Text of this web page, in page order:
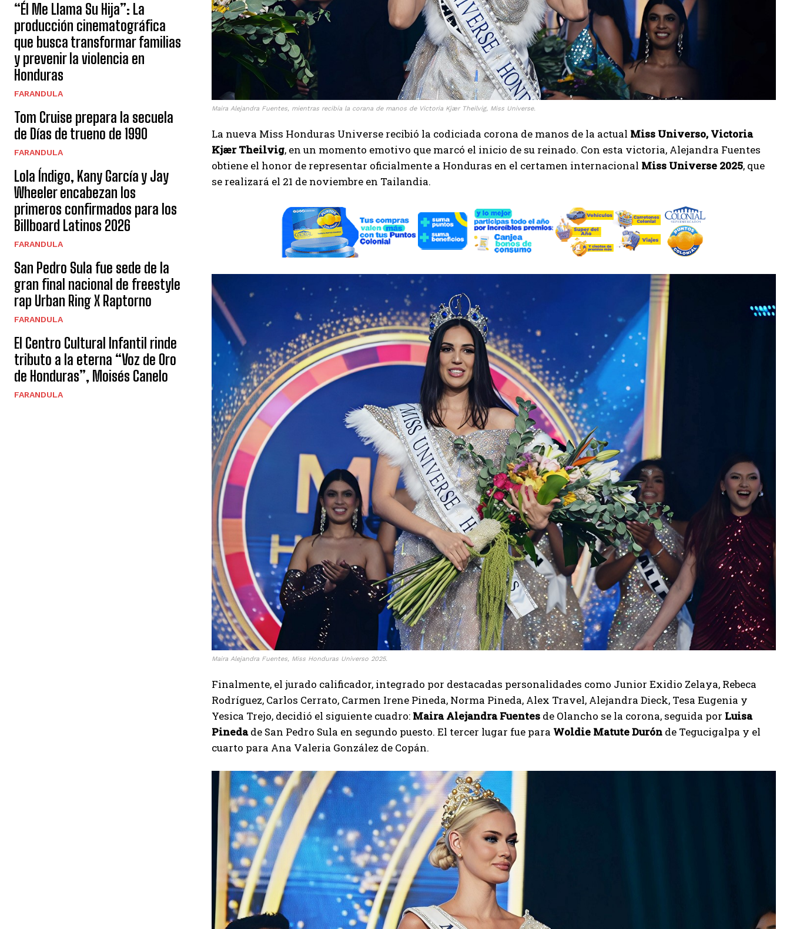
“Él Me Llama Su Hija”: La
producción cinematográfica
que busca transformar familias
y prevenir la violencia en
Honduras
FARANDULA
Tom Cruise prepara la secuela
de Días de trueno de 1990
FARANDULA
Lola Índigo, Kany García y Jay
Wheeler encabezan los
primeros confirmados para los
Billboard Latinos 2026
FARANDULA
San Pedro Sula fue sede de la
gran final nacional de freestyle
rap Urban Ring X Raptorno
FARANDULA
El Centro Cultural Infantil rinde
tributo a la eterna “Voz de Oro
de Honduras”, Moisés Canelo
FARANDULA
Maira Alejandra Fuentes, mientras recibía la corana de manos de Victoria Kjær Theilvig, Miss Universe.
La nueva Miss Honduras Universe recibió la codiciada corona de manos de la actual Miss Universo, Victoria
Kjær Theilvig, en un momento emotivo que marcó el inicio de su reinado. Con esta victoria, Alejandra Fuentes
obtiene el honor de representar oficialmente a Honduras en el certamen internacional Miss Universe 2025, que
se realizará el 21 de noviembre en Tailandia.
Maira Alejandra Fuentes, Miss Honduras Universo 2025.
Finalmente, el jurado calificador, integrado por destacadas personalidades como Junior Exidio Zelaya, Rebeca
Rodríguez, Carlos Cerrato, Carmen Irene Pineda, Norma Pineda, Alex Travel, Alejandra Dieck, Tesa Eugenia y
Yesica Trejo, decidió el siguiente cuadro: Maira Alejandra Fuentes de Olancho se la corona, seguida por Luisa
Pinedade San Pedro Sula en segundo puesto. El tercer lugar fue para Woldie Matute Durón de Tegucigalpa y el
cuarto para Ana Valeria González de Copán.